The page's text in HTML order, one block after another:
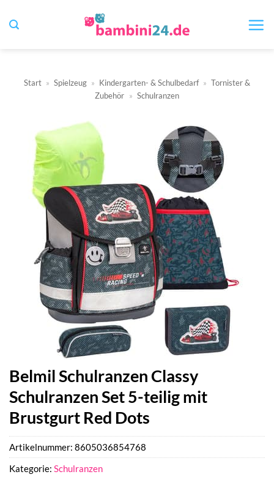
Inhalt
Start » Spielzeug » Kindergarten- & Schulbedarf » Tornister &
Zubehör » Schulranzen
Belmil Schulranzen Classy
Schulranzen Set 5-teilig mit
Brustgurt Red Dots
Artikelnummer: 8605036854768
Kategorie: Schulranzen